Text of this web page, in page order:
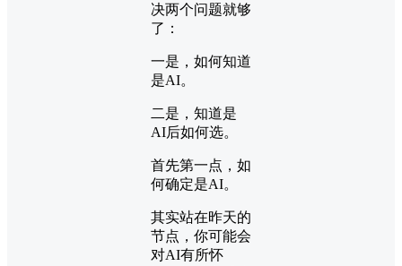
决两个问题就够
了：
一是，如何知道
是AI。
二是，知道是
AI后如何选。
首先第一点，如
何确定是AI。
其实站在昨天的
节点，你可能会
对AI有所怀